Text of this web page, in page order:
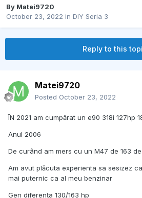
By Matei9720
October 23, 2022 in DIY Seria 3
Reply to this
Matei9720
Posted October 23, 2022
ÎN 2021 am cumpărat un e90 318i 127hp
Anul 2006
De curând am mers cu un M47 de 163
Am avut plăcuta experienta sa sesizez
mai puternic ca al meu benzinar
Gen diferența 130/163 hp